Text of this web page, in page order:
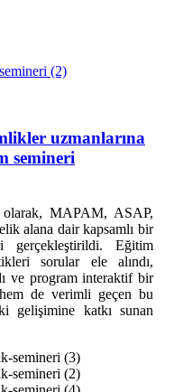
uzmanlarına
semineri
MAPAM, ASAP,
alana dair kapsamlı bir
gerçekleştirildi. Eğitim
sorular ele alındı,
ve program interaktif bir
de verimli geçen bu
gelişimine katkı sunan